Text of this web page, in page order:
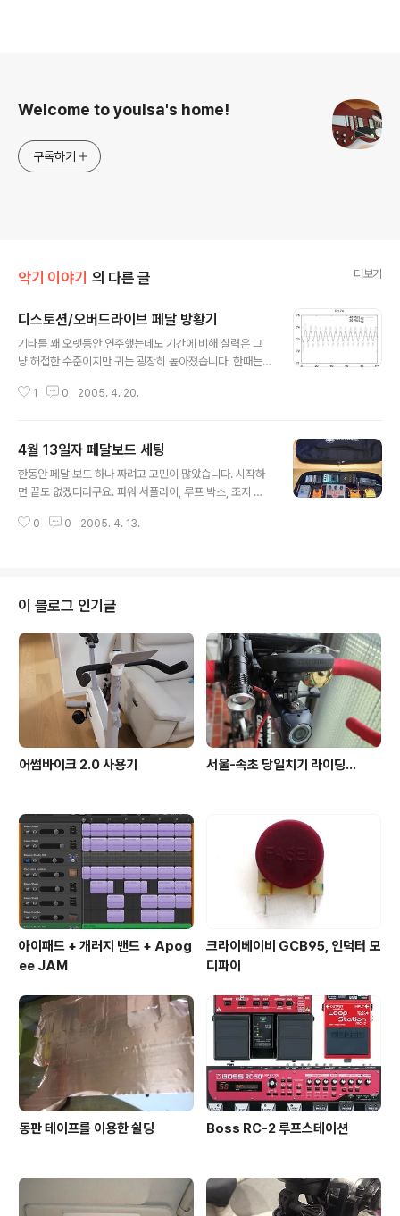
Welcome to youlsa's home!
구독하기
악기 이야기 의 다른 글 더보기
디스토션/오버드라이브 페달 방황기
기타를 꽤 오랫동안 연주했는데도 기간에 비해 실력은 그
냥 허접한 수준이지만 귀는 굉장히 높아졌습니다. 한때는
간 톤 잡구 뭐 그런 적도 있었죠. 이래저래 기타의 로망은
노력도 많이 하고 그랬는데요, 비싼 페달들도 사용해보고
싶었는데 당장 여윳돈도 별로 없고 해서 비교적 저렴한 페
달들만 사서 써봤는데요, 나중에 보니 그것들 다 모으면 비
접했던 디스트/오버드라이브 이펙터들에 대해 주관적으로
1 0 2005. 4. 20.
4월 13일자 페달보드 세팅
한동안 페달 보드 하나 짜려고 고민이 많았습니다. 시작하
면 끝도 없겠더라구요. 파워 서플라이, 루프 박스, 조지 엘
가 싼 일렉트로 하모닉스의 가방 하나로 그냥 결론 내렸습
딜레이 빼고는 그냥 밧데리 넣어서 쓰고요 집에서는 그냥
문어발에 연결해서 쓸 생각입니다. 생각보다 무겁지 않고
깔끔해서 좋네요. 게다가 마누라 화났을때 잽싸게 덮어서
숨길수 있어 좋구요.. ㅋㅋㅋ. Zen-on 튜너 Boss OD-1
Keeley DS-1 Ultra EHX Big Muff MXR Phase 90..
0 0 2005. 4. 13.
이 블로그 인기글
어썸바이크 2.0 사용기 서울-속초 당일치기 라이딩...
아이패드 + 개러지 밴드 + Apog
ee JAM
크라이베이비 GCB95, 인덕터 모
디파이
동판 테이프를 이용한 쉴딩 Boss RC-2 루프스테이션